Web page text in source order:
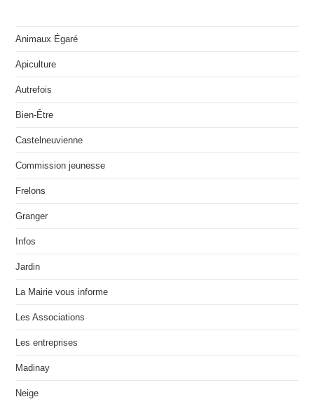
Animaux Égaré
Apiculture
Autrefois
Bien-Être
Castelneuvienne
Commission jeunesse
Frelons
Granger
Infos
Jardin
La Mairie vous informe
Les Associations
Les entreprises
Madinay
Neige